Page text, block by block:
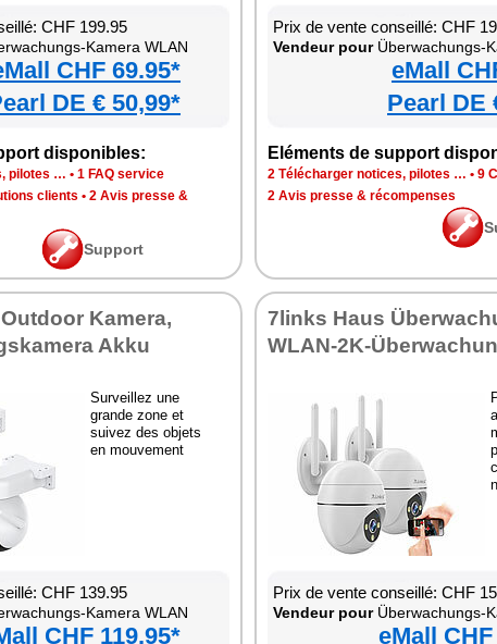
CHF 199.95
Kamera WLAN
CHF 69.95*
DE € 50,99*
disponibles:
pilotes … • 1 FAQ service
clients • 2 Avis presse &
Support
Prix de vente conseillé: CHF
Vendeur pourÜberwachungs-
eMall
Pearl DE
Eléments de support
2 Télécharger notices, pilotes … • 9
2 Avis presse & récompenses
Kamera,
Akku
Surveillez une
grande zone et
suivez des objets
en mouvement
CHF 139.95
Kamera WLAN
CHF 119.95*
7links Haus
WLAN-2K-
Prix de vente conseillé: CHF
Vendeur pourÜberwachungs-
eMall